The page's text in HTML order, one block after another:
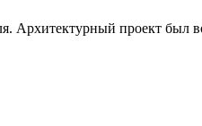
Архитектурный проект был